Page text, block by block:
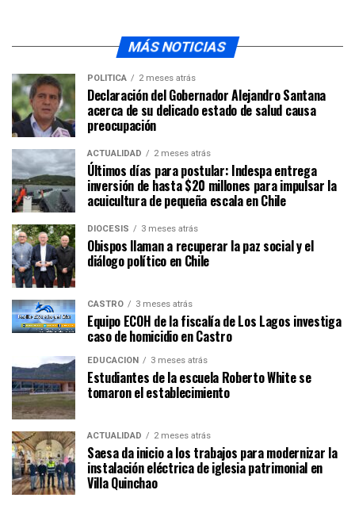
MÁS NOTICIAS
POLÍTICA 2 meses atrás
Declaración del Gobernador Alejandro Santana
acerca de su delicado estado de salud causa
preocupación
ACTUALIDAD 2 meses atrás
Últimos días para postular: Indespa entrega
inversión de hasta $20 millones para impulsar la
acuicultura de pequeña escala en Chile
DIÓCESIS 3 meses atrás
Obispos llaman a recuperar la paz social y el
diálogo político en Chile
CASTRO 3 meses atrás
Equipo ECOH de la fiscalía de Los Lagos investiga
caso de homicidio en Castro
EDUCACIÓN 3 meses atrás
Estudiantes de la escuela Roberto White se
tomaron el establecimiento
ACTUALIDAD 2 meses atrás
Saesa da inicio a los trabajos para modernizar la
instalación eléctrica de iglesia patrimonial en
Villa Quinchao